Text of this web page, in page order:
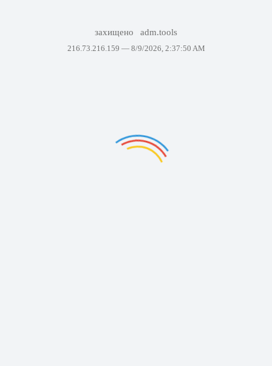
захищено adm.tools
216.73.216.159 — 8/9/2026, 2:37:50 AM